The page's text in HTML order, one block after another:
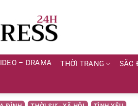
– DRAMA THỜI TRANG SẮC